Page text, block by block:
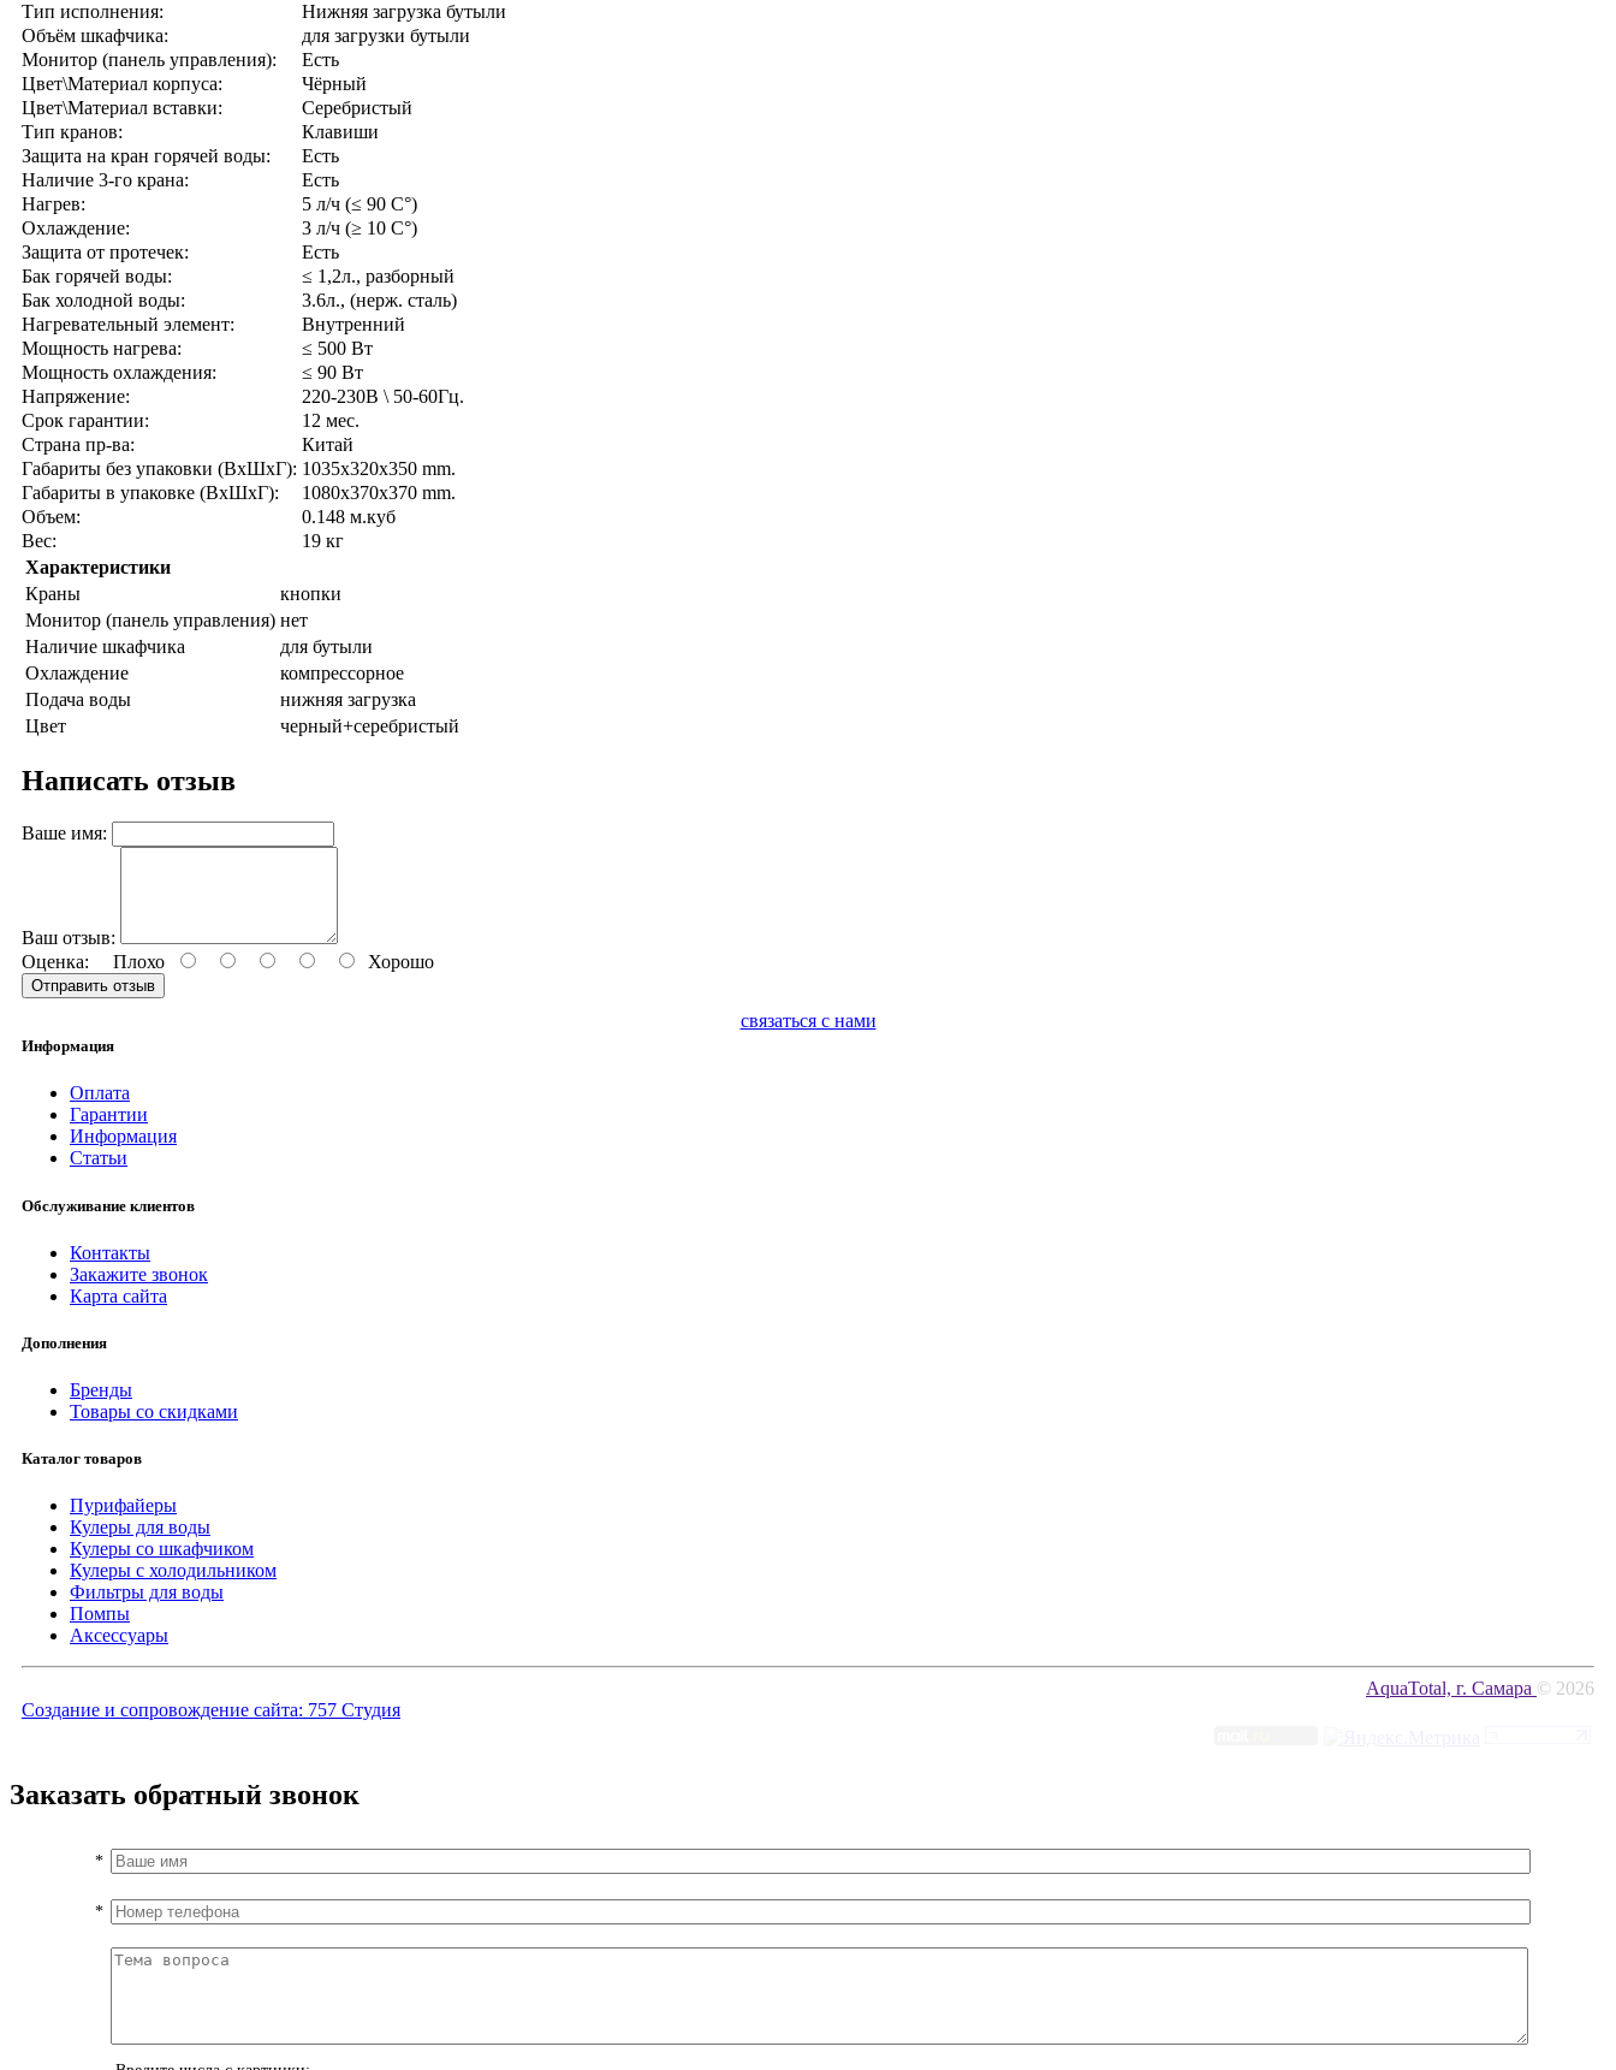
Тип исполнения:
Нижняя загрузка бутыли
Объём шкафчика:
для загрузки бутыли
Монитор (панель управления):
Есть
Цвет\Материал корпуса:
Чёрный
Цвет\Материал вставки:
Серебристый
Тип кранов:
Клавиши
Защита на кран горячей воды:
Есть
Наличие 3-го крана:
Есть
Нагрев:
5 л/ч (≤ 90 C°)
Охлаждение:
3 л/ч (≥ 10 C°)
Защита от протечек:
Есть
Бак горячей воды:
≤ 1,2л., разборный
Бак холодной воды:
3.6л., (нерж. сталь)
Нагревательный элемент:
Внутренний
Мощность нагрева:
≤ 500 Вт
Мощность охлаждения:
≤ 90 Вт
Напряжение:
220-230В \ 50-60Гц.
Срок гарантии:
12 мес.
Страна пр-ва:
Китай
Габариты без упаковки (ВxШxГ): 1035x320x350 mm.
Габариты в упаковке (ВxШxГ):
1080x370x370 mm.
Объем:
0.148 м.куб
Вес:
19 кг
Характеристики
Краны
кнопки
Монитор (панель управления) нет
Наличие шкафчика
для бутыли
Охлаждение
компрессорное
Подача воды
нижняя загрузка
Цвет
черный+серебристый
Написать отзыв
Ваше имя:
Ваш отзыв:
Оценка: Плохо Хорошо
Отправить отзыв
связаться с нами
Информация
Оплата
Гарантии
Информация
Статьи
Обслуживание клиентов
Контакты
Закажите звонок
Карта сайта
Дополнения
Бренды
Товары со скидками
Каталог товаров
Пурифайеры
Кулеры для воды
Кулеры со шкафчиком
Кулеры с холодильником
Фильтры для воды
Помпы
Аксессуары
AquaTotal, г. Самара © 2026
Создание и сопровождение сайта: 757 Студия
Заказать обратный звонок
*
*